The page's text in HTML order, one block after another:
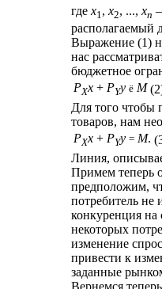
где x1, x2, ..., xn
располагаемый
Выражение (1)
нас
бюджетное
PXx + PYy ё M
Для того чтобы
товаров, нам
PXx + PYy = M.
Линия,
Примем теперь
предположим,
потребитель не
конкуренция на
некоторых
изменение
привести к
заданные